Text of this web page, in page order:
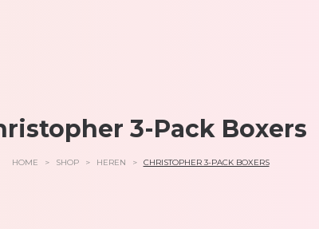
3-Pack Boxers
HOME > SHOP > HEREN > CHRISTOPHER 3-PACK BOXERS